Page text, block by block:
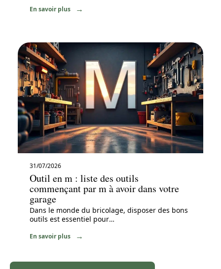
En savoir plus
31/07/2026
Outil en m : liste des outils
commençant par m à avoir dans votre
garage
Dans le monde du bricolage, disposer des bons
outils est essentiel pour…
En savoir plus